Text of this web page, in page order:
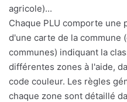
agricole)...
Chaque PLU comporte une
d'une carte de la commune
communes) indiquant la
différentes zones à l'aide,
code couleur. Les règles
chaque zone sont détaillé